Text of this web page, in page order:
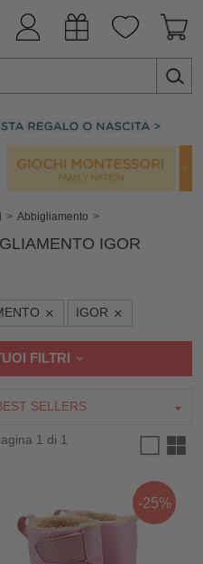
Abbigliamento
IGOR
IGOR
FILTRI
SELLERS
1 di 1
-25%